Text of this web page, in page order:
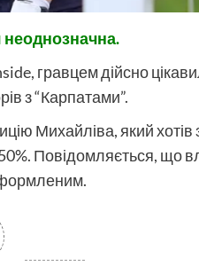
неоднозначна.
гравцем дійсно
з “Карпатами”.
Михайліва, який
Повідомляється, що